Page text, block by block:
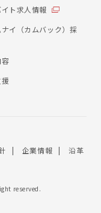
ト求人情報
イ（カムバック）採
企業情報
沿革
reserved.